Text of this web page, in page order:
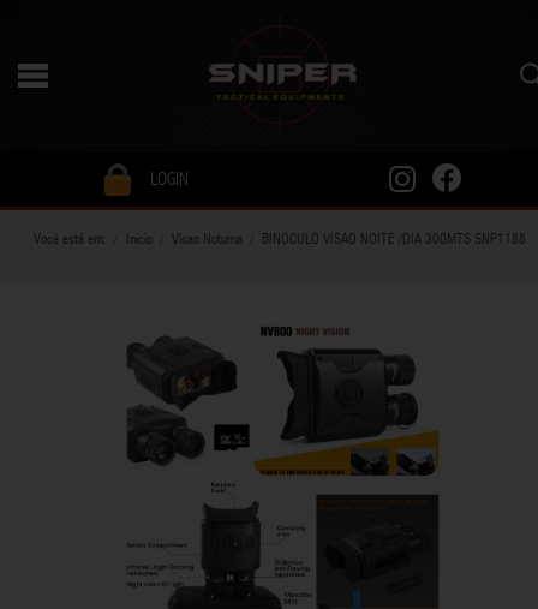
LOGIN
Você está em: Início Visao Noturna BINOCULO VISAO NOITE /DIA 300MTS SNP1188